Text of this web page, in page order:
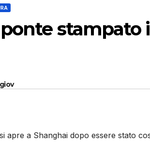
stampato
apre a Shanghai dopo essere stato